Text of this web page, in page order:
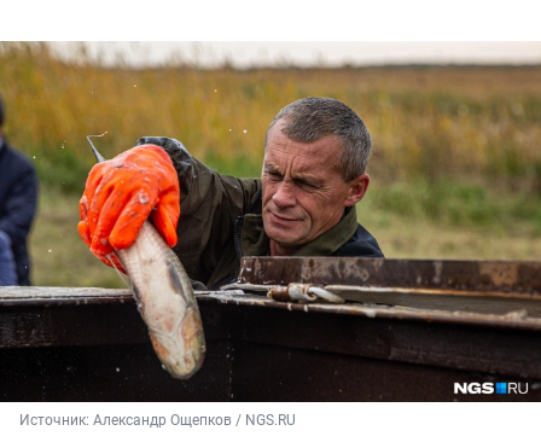
Источник: Александр Ощепков / NGS.RU